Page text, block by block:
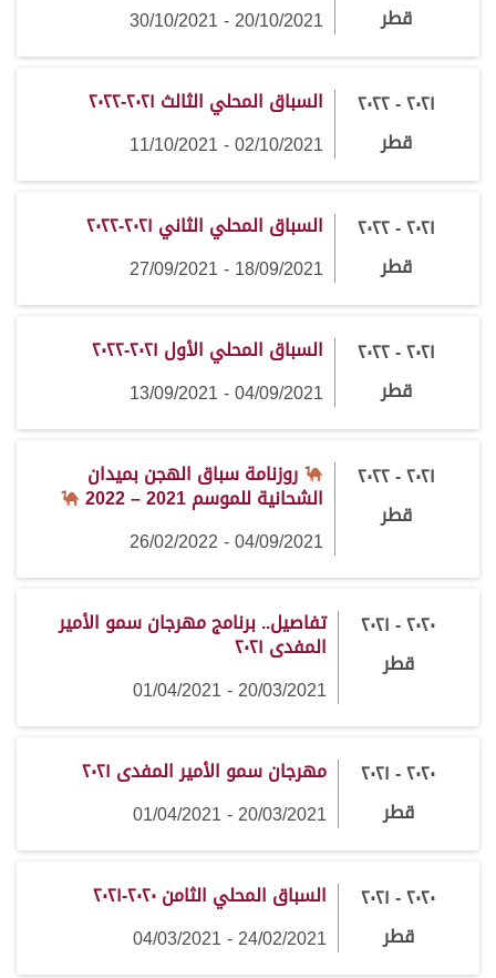
قطر
20/10/2021 - 30/10/2021
٢٠٢١ - ٢٠٢٢
قطر
السباق المحلي الثالث ٢٠٢١-٢٠٢٢
02/10/2021 - 11/10/2021
٢٠٢١ - ٢٠٢٢
قطر
السباق المحلي الثاني ٢٠٢١-٢٠٢٢
18/09/2021 - 27/09/2021
٢٠٢١ - ٢٠٢٢
قطر
السباق المحلي الأول ٢٠٢١-٢٠٢٢
04/09/2021 - 13/09/2021
٢٠٢١ - ٢٠٢٢
قطر
روزنامة سباق الهجن بميدان
الشحانية للموسم 2021 – 2022
04/09/2021 - 26/02/2022
٢٠٢٠ - ٢٠٢١
قطر
تفاصيل.. برنامج مهرجان سمو الأمير
المفدى ٢٠٢١
20/03/2021 - 01/04/2021
٢٠٢٠ - ٢٠٢١
قطر
مهرجان سمو الأمير المفدى ٢٠٢١
20/03/2021 - 01/04/2021
٢٠٢٠ - ٢٠٢١
قطر
السباق المحلي الثامن ٢٠٢٠-٢٠٢١
24/02/2021 - 04/03/2021